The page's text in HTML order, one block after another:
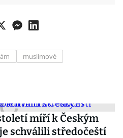
muslimové
míří k Českým
schválili středočeští